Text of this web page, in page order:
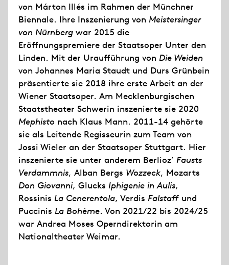
von Márton Illés im Rahmen der Münchner
Biennale. Ihre Inszenierung von Meistersinger
von Nürnberg war 2015 die
Eröffnungspremiere der Staatsoper Unter den
Linden. Mit der Uraufführung von Die Weiden
von Johannes Maria Staudt und Durs Grünbein
präsentierte sie 2018 ihre erste Arbeit an der
Wiener Staatsoper. Am Mecklenburgischen
Staatstheater Schwerin inszenierte sie 2020
Mephisto nach Klaus Mann. 2011-14 gehörte
sie als Leitende Regisseurin zum Team von
Jossi Wieler an der Staatsoper Stuttgart. Hier
inszenierte sie unter anderem Berlioz’ Fausts
Verdammnis, Alban Bergs Wozzeck, Mozarts
Don Giovanni, Glucks Iphigenie in Aulis,
Rossinis La Cenerentola, Verdis Falstaff und
Puccinis La Bohème. Von 2021/22 bis 2024/25
war Andrea Moses Operndirektorin am
Nationaltheater Weimar.